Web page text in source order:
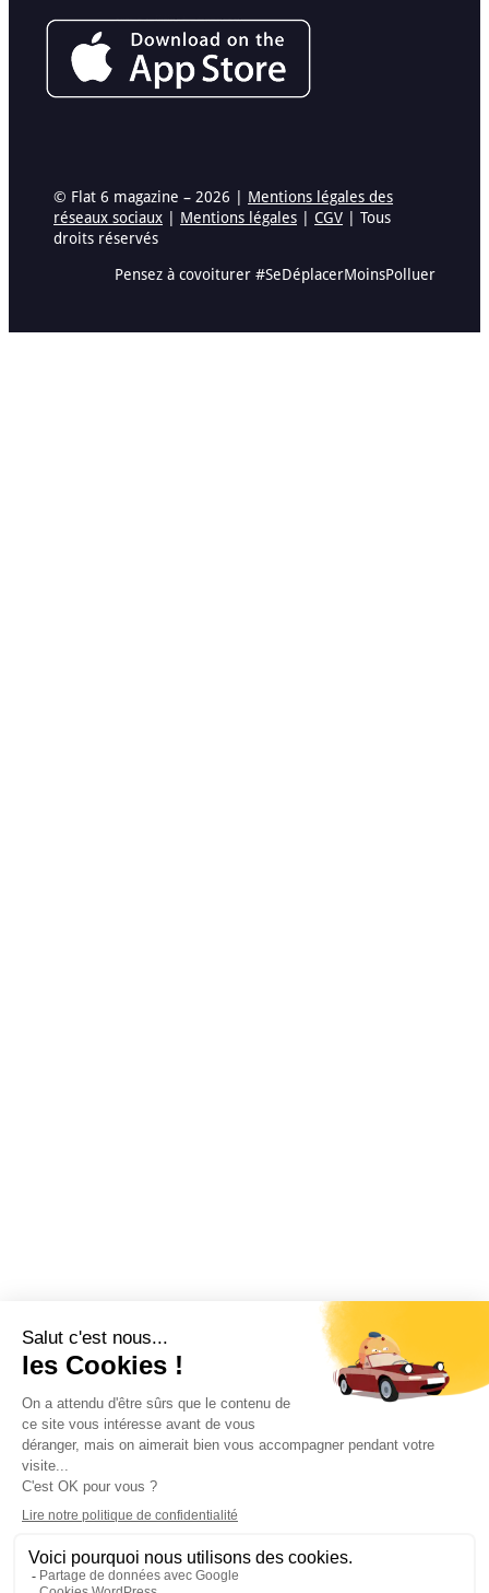
© Flat 6 magazine – 2026 | Mentions légales des
réseaux sociaux | Mentions légales |CGV | Tous
droits réservés
Pensez à covoiturer #SeDéplacerMoinsPolluer